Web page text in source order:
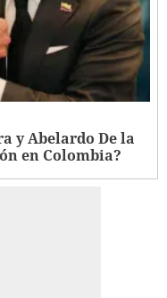
y Abelardo De la
en Colombia?